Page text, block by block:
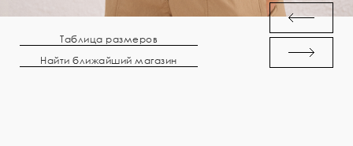
Таблица размеров
Найти ближайший магазин